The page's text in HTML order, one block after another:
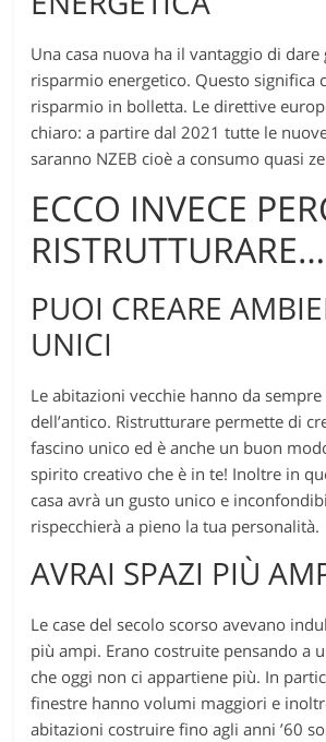
Una casa nuova ha il vantaggio di
risparmio energetico. Questo significa
risparmio in bolletta. Le direttive
chiaro: a partire dal 2021 tutte le
saranno NZEB cioè a consumo quasi
ECCO INVECE
RISTRUTTURARE…
PUOI CREARE
UNICI
Le abitazioni vecchie hanno da
dell’antico. Ristrutturare permette di
fascino unico ed è anche un buon
spirito creativo che è in te! Inoltre in
casa avrà un gusto unico e
rispecchierà a pieno la tua personalità.
AVRAI SPAZI PIÙ
Le case del secolo scorso avevano
più ampi. Erano costruite pensando a
che oggi non ci appartiene più. In
finestre hanno volumi maggiori e
abitazioni costruire fino agli anni ’60